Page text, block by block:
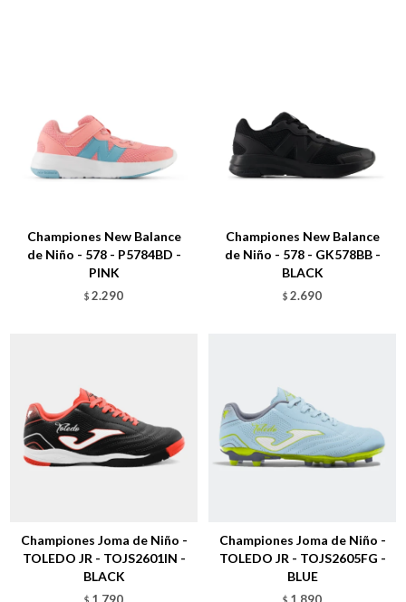
Championes New Balance
de Niño - 578 - P5784BD -
PINK
$ 2.290
Championes New Balance
de Niño - 578 - GK578BB -
BLACK
$ 2.690
Championes Joma de Niño -
TOLEDO JR - TOJS2601IN -
BLACK
Championes Joma de Niño -
TOLEDO JR - TOJS2605FG -
BLUE